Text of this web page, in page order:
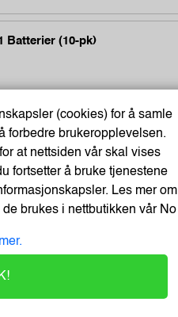
Batterier (10-pk)
Black (BULK)
(cookies) for å samle
forbedre brukeropplevelsen.
at nettsiden vår skal vises
fortsetter å bruke tjenestene
Les mer om
brukes i nettbutikken vårNo